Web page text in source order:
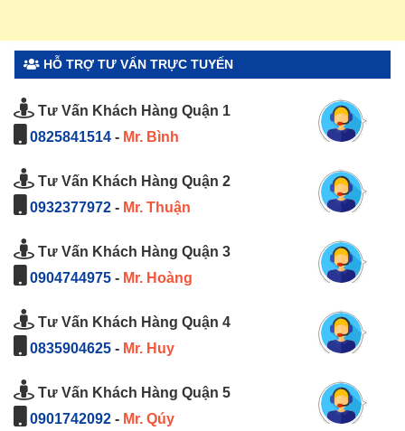
HỖ TRỢ TƯ VẤN TRỰC TUYẾN
Tư Vấn Khách Hàng Quận 1
0825841514 - Mr. Bình
Tư Vấn Khách Hàng Quận 2
0932377972 - Mr. Thuận
Tư Vấn Khách Hàng Quận 3
0904744975 - Mr. Hoàng
Tư Vấn Khách Hàng Quận 4
0835904625 - Mr. Huy
Tư Vấn Khách Hàng Quận 5
0901742092 - Mr. Qúy